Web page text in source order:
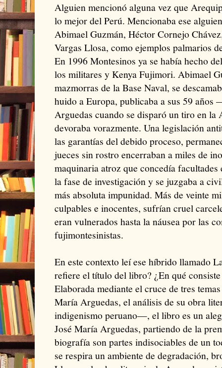
Alguien mencionó alguna vez que
lo mejor del Perú. Mencionaba ese
Abimael Guzmán, Héctor Cornejo
Vargas Llosa, como ejemplos palmarios
En 1996 Montesinos ya se había hecho
los militares y Kenya Fujimori. Abimael
mazmorras de la Base Naval, se
huido a Europa, publicaba a sus 59 años
Arguedas cuando se disparó un tiro en
devoraba vorazmente. Una legislación
las garantías del debido proceso,
jueces sin rostro encerraban a miles de
maquinaria atroz que concedía
la fase de investigación y se juzgaba a
más absoluta impunidad. Más de veinte
culpables e inocentes, sufrían cruel
eran vulnerados hasta la náusea por las
fujimontesinistas.
En este contexto leí ese híbrido llamado
refiere el título del libro? ¿En qué
Elaborada mediante el cruce de tres
María Arguedas, el análisis de su obra
indigenismo peruano—, el libro es un
José María Arguedas, partiendo de la
biografía son partes indisociables de un
se respira un ambiente de degradación,